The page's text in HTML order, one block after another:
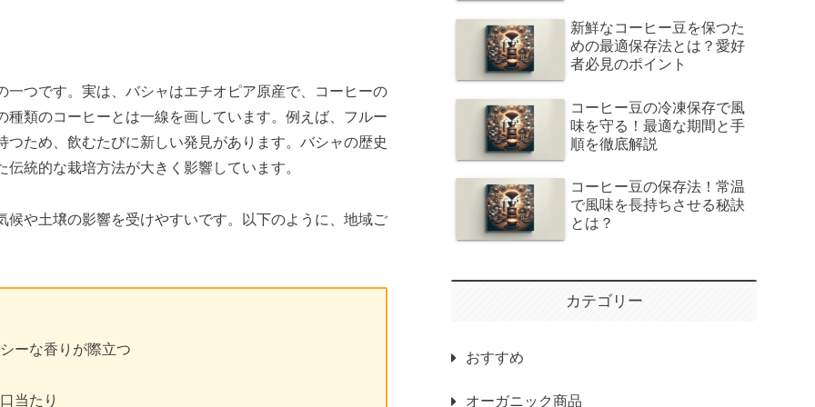
つです。実は、バシャはエチオピア原産で、コーヒーの
類のコーヒーとは一線を画しています。例えば、フルー
ため、飲むたびに新しい発見があります。バシャの歴史
統的な栽培方法が大きく影響しています。
や土壌の影響を受けやすいです。以下のように、地域ご
ーな香りが際立つ
当たり
新鮮なコーヒー豆を保つた
めの最適保存法とは？愛好
者必見のポイント
コーヒー豆の冷凍保存で風
味を守る！最適な期間と手
順を徹底解説
コーヒー豆の保存法！常温
で風味を長持ちさせる秘訣
とは？
カテゴリー
おすすめ
オーガニック商品